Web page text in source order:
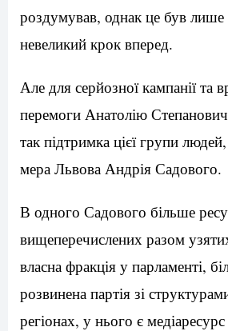
роздумував, однак це був
невеликий крок вперед.
Але для серйозної кампанії та
перемоги Анатолію
так підтримка цієї групи
мера Львова Андрія Садового.
В одного Садового більше
вищеперечислених разом
власна фракція у парламенті,
розвинена партія зі
регіонах, у нього є